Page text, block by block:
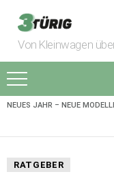
Von Kleinwagen
AKTUELLES
NEUES JAHR – NEUE
RATGEBER